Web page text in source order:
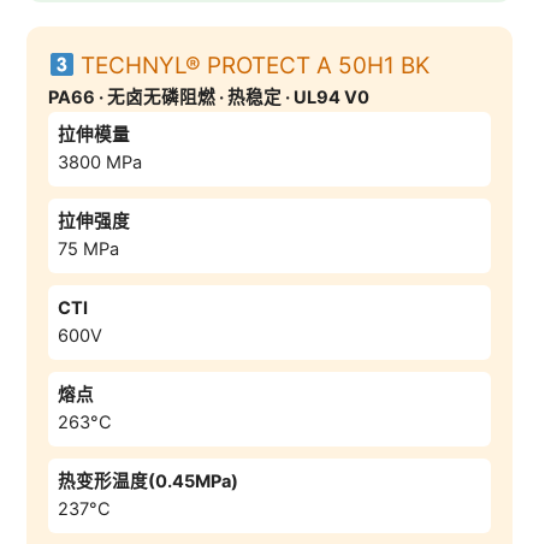
TECHNYL® PROTECT A 50H1 BK
PA66 · 无卤无磷阻燃 · 热稳定 · UL94 V0
拉伸模量
3800 MPa
拉伸强度
75 MPa
CTI
600V
熔点
263°C
热变形温度(0.45MPa)
237°C